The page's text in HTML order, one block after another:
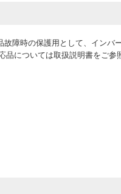
故障時の保護用として、インバ
品については取扱説明書をご参